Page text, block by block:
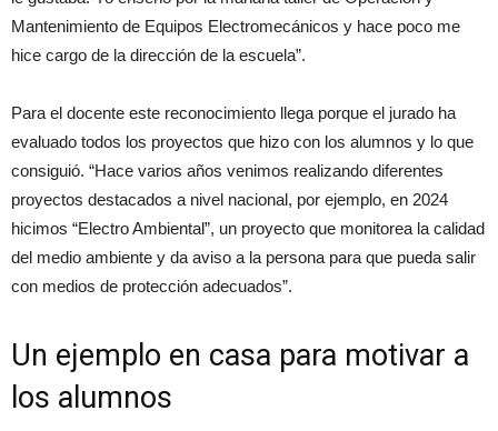
Mantenimiento de Equipos Electromecánicos y hace poco me
hice cargo de la dirección de la escuela”.
Para el docente este reconocimiento llega porque el jurado ha
evaluado todos los proyectos que hizo con los alumnos y lo que
consiguió. “Hace varios años venimos realizando diferentes
proyectos destacados a nivel nacional, por ejemplo, en 2024
hicimos “Electro Ambiental”, un proyecto que monitorea la calidad
del medio ambiente y da aviso a la persona para que pueda salir
con medios de protección adecuados”.
Un ejemplo en casa para motivar a
los alumnos